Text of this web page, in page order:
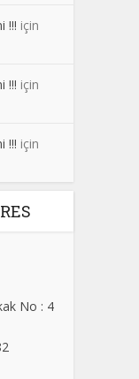
!!! için
!!! için
!!! için
No : 4